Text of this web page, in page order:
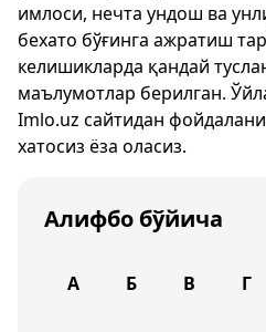
имлоси, нечта ундош ва
бехато бўғинга ажратиш
келишикларда қандай
маълумотлар берилган.
Imlo.uz сайтидан
хатосиз ёза оласиз.
Алифбо бўйича
А Б В Г